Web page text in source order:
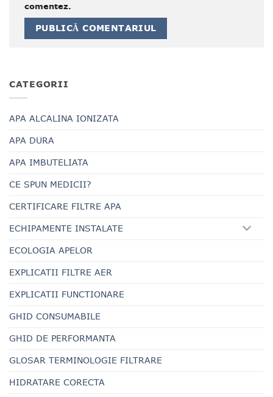
comentez.
CATEGORII
APA ALCALINA IONIZATA
APA DURA
APA IMBUTELIATA
CE SPUN MEDICII?
CERTIFICARE FILTRE APA
ECHIPAMENTE INSTALATE
ECOLOGIA APELOR
EXPLICATII FILTRE AER
EXPLICATII FUNCTIONARE
GHID CONSUMABILE
GHID DE PERFORMANTA
GLOSAR TERMINOLOGIE FILTRARE
HIDRATARE CORECTA